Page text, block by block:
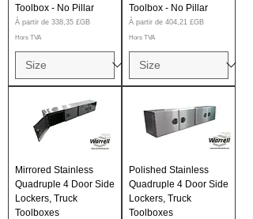
Toolbox - No Pillar
À partir de 338,35 £GB
Prix promotionnel
Hors TVA
Toolbox - No Pillar
À partir de 404,21 £GB
Prix promotionnel
Hors TVA
Mirrored Stainless
Quadruple 4 Door Side
Lockers, Truck
Toolboxes
Polished Stainless
Quadruple 4 Door Side
Lockers, Truck
Toolboxes